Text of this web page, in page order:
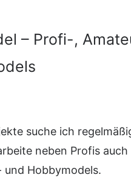
– Profi-,
suche ich
neben Profis auch
und Hobbymodels.